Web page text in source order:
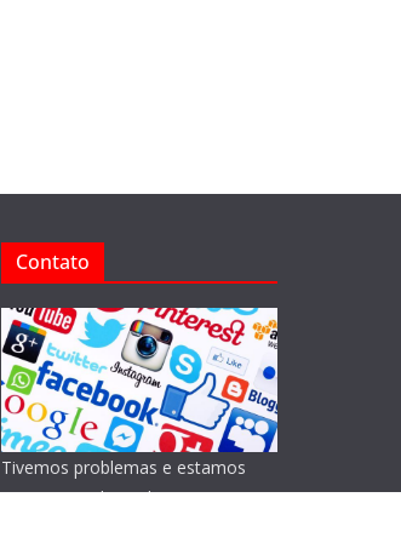
Contato
Tivemos problemas e estamos
reorganizando o Blog!